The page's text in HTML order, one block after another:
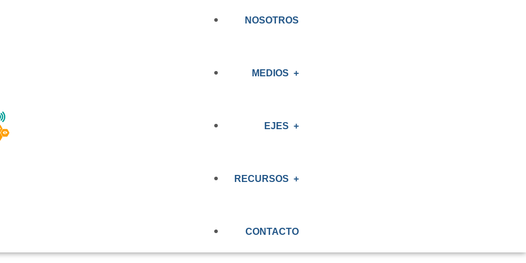
NOSOTROS
MEDIOS
PRENSA
EJES
OBSERVATORIO
RECURSOS
EVALUACIÓN RENAL
CONTACTO
NORMA DE
REGULAR LOS
CHILE